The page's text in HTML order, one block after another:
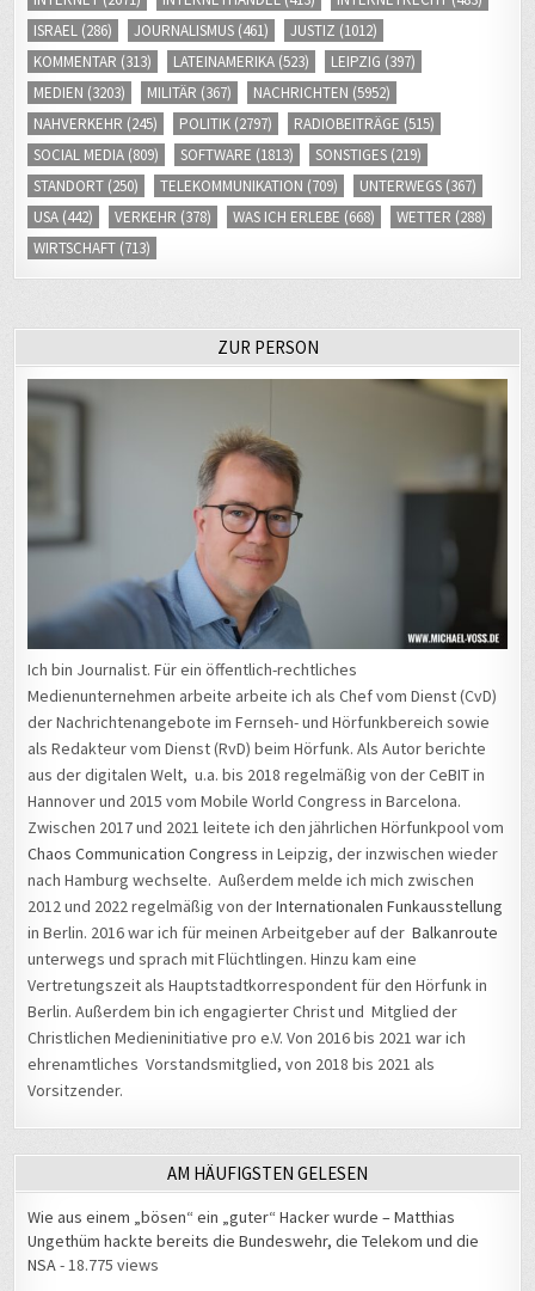
ISRAEL (286) JOURNALISMUS (461) JUSTIZ (1012)
KOMMENTAR (313) LATEINAMERIKA (523) LEIPZIG (397)
MEDIEN (3203) MILITÄR (367) NACHRICHTEN (5952)
NAHVERKEHR (245) POLITIK (2797) RADIOBEITRÄGE (515)
SOCIAL MEDIA (809) SOFTWARE (1813) SONSTIGES (219)
STANDORT (250) TELEKOMMUNIKATION (709) UNTERWEGS (367)
USA (442) VERKEHR (378) WAS ICH ERLEBE (668) WETTER (288)
WIRTSCHAFT (713)
ZUR PERSON
Ich bin Journalist. Für ein öffentlich-rechtliches
Medienunternehmen arbeite arbeite ich als Chef vom Dienst (CvD)
der Nachrichtenangebote im Fernseh- und Hörfunkbereich sowie
als Redakteur vom Dienst (RvD) beim Hörfunk. Als Autor berichte
aus der digitalen Welt, u.a. bis 2018 regelmäßig von der CeBIT in
Hannover und 2015 vom Mobile World Congress in Barcelona.
Zwischen 2017 und 2021 leitete ich den jährlichen Hörfunkpool vom
Chaos Communication Congress in Leipzig, der inzwischen wieder
nach Hamburg wechselte. Außerdem melde ich mich zwischen
2012 und 2022 regelmäßig von derInternationalen Funkausstellung
in Berlin. 2016 war ich für meinen Arbeitgeber auf derBalkanroute
unterwegs und sprach mit Flüchtlingen. Hinzu kam eine
Vertretungszeit als Hauptstadtkorrespondent für den Hörfunk in
Berlin. Außerdem bin ich engagierter Christ und Mitglied der
Christlichen Medieninitiative pro e.V. Von 2016 bis 2021 war ich
ehrenamtliches Vorstandsmitglied, von 2018 bis 2021 als
Vorsitzender.
AM HÄUFIGSTEN GELESEN
Wie aus einem „bösen“ ein „guter“ Hacker wurde – Matthias
Ungethüm hackte bereits die Bundeswehr, die Telekom und die
NSA- 18.775 views